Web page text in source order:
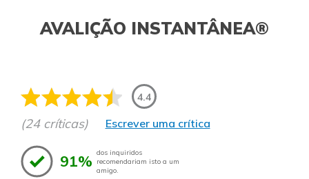
AVALIÇÃO INSTANTÂNEA®
4.4
(24 críticas) Escrever uma crítica
91% dos inquiridos
recomendariam isto a um
amigo.